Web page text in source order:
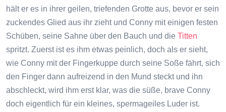
hält er es in ihrer geilen, triefenden Grotte aus, bevor er sein
zuckendes Glied aus ihr zieht und Conny mit einigen festen
Schüben, seine Sahne über den Bauch und die Titten
spritzt. Zuerst ist es ihm etwas peinlich, doch als er sieht,
wie Conny mit der Fingerkuppe durch seine Soße fährt, sich
den Finger dann aufreizend in den Mund steckt und ihn
abschleckt, wird ihm erst klar, was die süße, brave Conny
doch eigentlich für ein kleines, spermageiles Luder ist.